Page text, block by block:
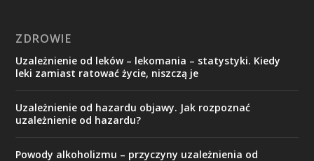
ZDROWIE
Uzależnienie od leków – lekomania – statystyki. Kiedy
leki zamiast ratować życie, niszczą je
Uzależnienie od hazardu objawy. Jak rozpoznać
uzależnienie od hazardu?
Powody alkoholizmu – przyczyny uzależnienia od